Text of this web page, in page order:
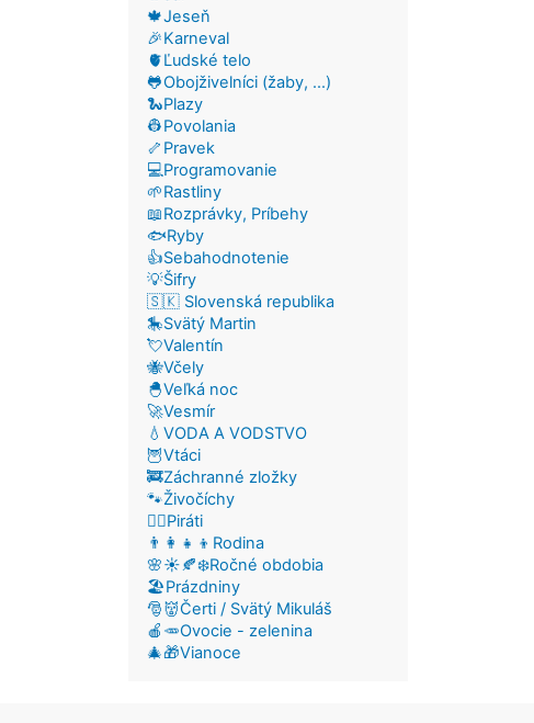
🍁Jeseň
🎉Karneval
🫀Ľudské telo
🐸Obojživelníci (žaby, ...)
🐍Plazy
👷Povolania
🦴Pravek
💻Programovanie
🌱Rastliny
📖Rozprávky, Príbehy
🐟Ryby
👍Sebahodnotenie
💡Šifry
🇸🇰 Slovenská republika
🎠Svätý Martin
💘Valentín
🐝Včely
🐣Veľká noc
🚀Vesmír
💧VODA A VODSTVO
🦉Vtáci
🚒Záchranné zložky
🐾Živočíchy
🏴‍☠️Piráti
👨‍👩‍👧‍👦Rodina
🌸☀️🍂❄️Ročné obdobia
🏖️Prázdniny
🎅👹Čerti / Svätý Mikuláš
🍎🥕Ovocie - zelenina
🎄🎁Vianoce